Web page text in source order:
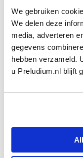
We gebruiken
We delen deze
media, adverteren
gegevens
hebben verzameld.
u Preludium.nl blijft